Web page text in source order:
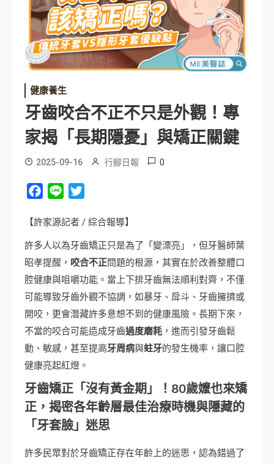
健康養生
牙齒咬合不正不只是外觀！專
家揭「長期隱憂」與矯正關鍵
2025-09-16 行腳日報 0
Facebook
Line
【許家源記者 / 綜合報導】
許多人以為牙齒矯正只是為了「變漂亮」，但牙醫師葉
昭孝提醒， 咬合不正問題的根源，其實在於改善整體口
腔健康與咀嚼功能。當上下排牙齒無法順利對齊，不僅
可能導致牙齒外觀不協調，如暴牙、戽斗、牙齒擁擠或
開咬，更會潛藏許多意想不到的健康風險。長期下來，
不當的咬合可能造成牙齒過度磨耗 ，進而引發牙齒鬆
動、敏感，甚至提高牙周病與蛀牙的發生機率，讓口腔
健康亮起紅燈。
牙齒矯正「沒有黃金期」！80歲嬤也來矯
正，揭密各年齡層最佳治療時機與隱藏的
「牙套臉」迷思
許多民眾對於牙齒矯正存在年齡上的迷思，認為錯過了